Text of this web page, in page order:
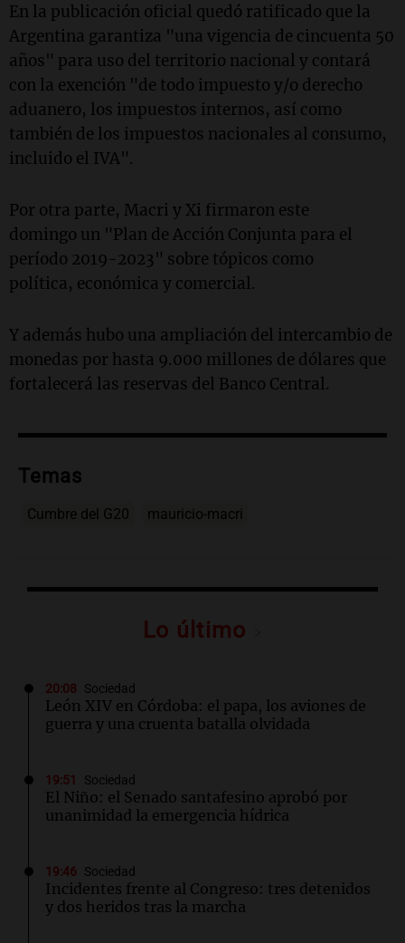
En la publicación oficial quedó ratificado que la
Argentina garantiza "una vigencia de cincuenta 50
años" para uso del territorio nacional y contará
con la exención "de todo impuesto y/o derecho
aduanero, los impuestos internos, así como
también de los impuestos nacionales al consumo,
incluido el IVA".
Por otra parte, Macri y Xi firmaron este
domingo un "Plan de Acción Conjunta para el
período 2019-2023" sobre tópicos como
política, económica y comercial.
Y además hubo una ampliación del intercambio de
monedas por hasta 9.000 millones de dólares que
fortalecerá las reservas del Banco Central.
Temas
Cumbre del G20 mauricio-macri
Lo último
20:08 Sociedad
León XIV en Córdoba: el papa, los aviones de
guerra y una cruenta batalla olvidada
19:51 Sociedad
El Niño: el Senado santafesino aprobó por
unanimidad la emergencia hídrica
19:46 Sociedad
Incidentes frente al Congreso: tres detenidos
y dos heridos tras la marcha